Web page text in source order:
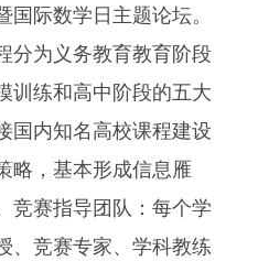
际数学日主题论坛。
分为义务教育教育阶段
训练和高中阶段的五大
国内知名高校课程建设
略，基本形成信息雁
竞赛指导团队：每个学
、竞赛专家、学科教练